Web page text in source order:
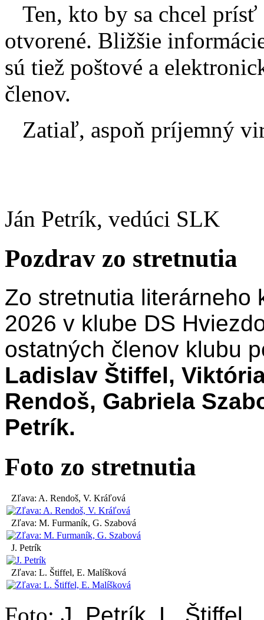
Ten, kto by sa chcel
otvorené. Bližšie
sú tiež poštové a
členov.
Zatiaľ, aspoň príjemný
Ján Petrík, vedúci SLK
Pozdrav zo stretnutia
Zo stretnutia literárneho
2026 v klube DS
ostatných členov klubu
Ladislav Štiffel,
Rendoš, Gabriela
Petrík.
Foto zo stretnutia
Zľava: A. Rendoš, V. Kráľová
Zľava: M. Furmaník, G. Szabová
J. Petrík
Zľava: L. Štiffel, E. Malíšková
Foto: J. Petrík, L. Štiffel